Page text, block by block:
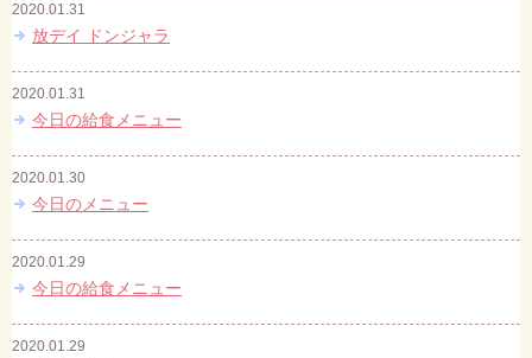
2020.01.31
放デイ ドンジャラ
2020.01.31
今日の給食メニュー
2020.01.30
今日のメニュー
2020.01.29
今日の給食メニュー
2020.01.29